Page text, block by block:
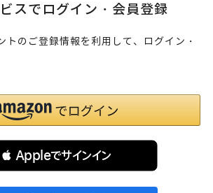
スでログイン・会員登録
トのご登録情報を利用して、ログイン・
 Appleでサインイン